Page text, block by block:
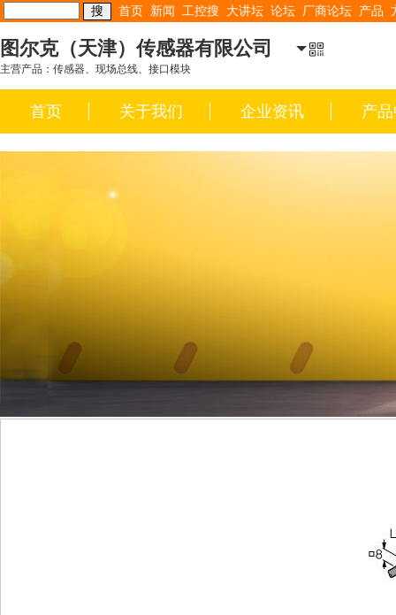
首页 新闻 工控搜 大讲坛 论坛 厂商论坛 产品
图尔克（天津）传感器有限公司
主营产品：传感器、现场总线、接口模块
首页 关于我们 企业资讯 产